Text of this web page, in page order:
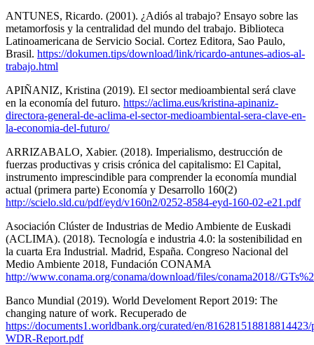
ANTUNES, Ricardo. (2001). ¿Adiós al trabajo? Ensayo sobre las
metamorfosis y la centralidad del mundo del trabajo. Biblioteca
Latinoamericana de Servicio Social. Cortez Editora, Sao Paulo,
Brasil. https://dokumen.tips/download/link/ricardo-antunes-adios-al-
trabajo.html
APIÑANIZ, Kristina (2019). El sector medioambiental será clave
en la economía del futuro. https://aclima.eus/kristina-apinaniz-
directora-general-de-aclima-el-sector-medioambiental-sera-clave-en-
la-economia-del-futuro/
ARRIZABALO, Xabier. (2018). Imperialismo, destrucción de
fuerzas productivas y crisis crónica del capitalismo: El Capital,
instrumento imprescindible para comprender la economía mundial
actual (primera parte) Economía y Desarrollo 160(2)
http://scielo.sld.cu/pdf/eyd/v160n2/0252-8584-eyd-160-02-e21.pdf
Asociación Clúster de Industrias de Medio Ambiente de Euskadi
(ACLIMA). (2018). Tecnología e industria 4.0: la sostenibilidad en
la cuarta Era Industrial. Madrid, España. Congreso Nacional del
Medio Ambiente 2018, Fundación CONAMA
http://www.conama.org/conama/download/files/conama2018//
Banco Mundial (2019). World Develoment Report 2019: The
changing nature of work. Recuperado de
https://documents1.worldbank.org/curated/en/
WDR-Report.pdf